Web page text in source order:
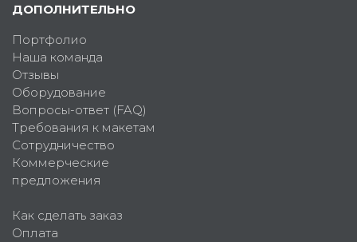
ДОПОЛНИТЕЛЬНО
Портфолио
Наша команда
Отзывы
Оборудование
Вопросы-ответ (FAQ)
Требования к макетам
Сотрудничество
Коммерческие
предложения
Как сделать заказ
Оплата